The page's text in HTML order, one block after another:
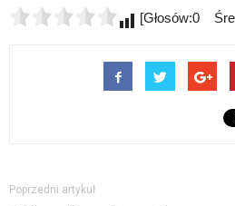
[Głosów:0
Poprzedni artykuł